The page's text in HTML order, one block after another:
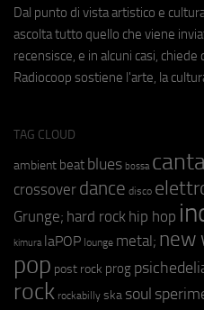
Dal punto di vista artistico e
ascolta tutto quello che viene
recensisce, e in alcuni casi,
Radiocoop sostiene l'arte, la
TAG CLOUD
ambient beat blues bossa
crossover dance disco
Grunge; hard rock hip hop
kimura laPOP lounge metal; new
pop post rock prog
rock rockabilly ska soul